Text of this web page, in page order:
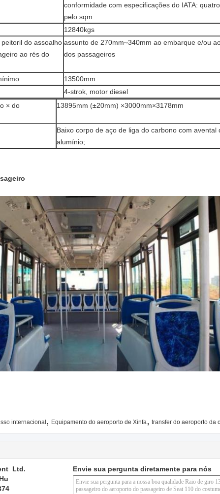
conformidade com especificações do IATA:
pelo sqm
12840kgs
do assoalho
ao rés do
assunto de 270mm~340mm ao embarque e/ou
dos passageiros
13500mm
4-strok, motor diesel
× do
13895mm (±20mm) ×3000mm×3178mm
Baixo corpo de aço de liga do carbono com avental
alumínio;
internacional , Equipamento do aeroporto de Xinfa, transfer do aeroporto da
Ltd.
Envie sua pergunta diretamente para nós